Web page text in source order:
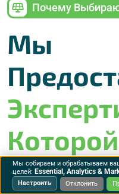
Почему
Мы
Мы собираем и обрабатываем
целей: Essential, Analytics &
Настроить
Отклонить